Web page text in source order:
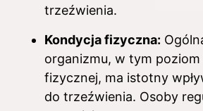
trzeźwienia.
Kondycja fizyczna:
organizmu, w tym
fizycznej, ma istotny
do trzeźwienia. Osoby